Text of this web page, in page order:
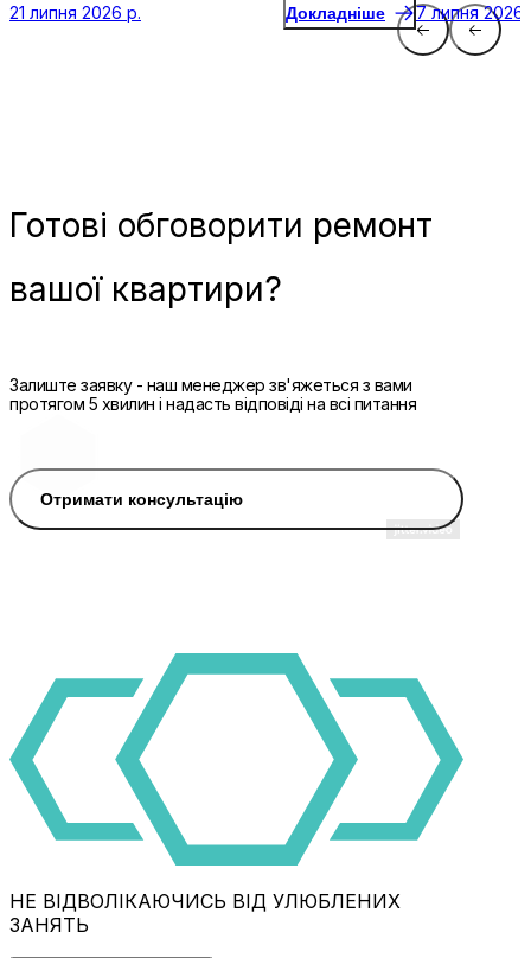
21 липня 2026 р. Докладніше 7 липня 2026
Готові обговорити ремонт
вашої квартири?
Залиште заявку - наш менеджер зв'яжеться з вами
протягом 5 хвилин і надасть відповіді на всі питання
Отримати консультацію
НЕ ВІДВОЛІКАЮЧИСЬ ВІД УЛЮБЛЕНИХ
ЗАНЯТЬ